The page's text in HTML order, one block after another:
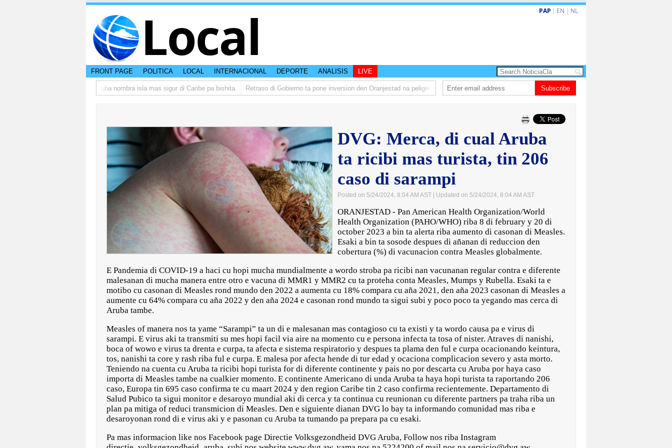
Local PAP | EN | NL
FRONT PAGE POLITICA LOCAL INTERNACIONAL DEPORTE ANALISIS LIVE
CISI: Aruba nombra isla mas sigur di Caribe pa bishita Retraso di Gobierno ta pone inversion den Oranjestad na peliger Abelardo de la Espriella a huramenta como presidente di Colombia
Subscribe
DVG: Merca, di cual Aruba
ta ricibi mas turista, tin 206
caso di sarampi
Posted on 5/24/2024, 8:04 AM AST | Updated on 5/24/2024, 8:04 AM AST
ORANJESTAD - Pan American Health Organization/World
Health Organization (PAHO/WHO) riba 8 di february y 20 di
october 2023 a bin ta alerta riba aumento di casonan di Measles.
Esaki a bin ta sosode despues di añanan di reduccion den
cobertura (%) di vacunacion contra Measles globalmente.
E Pandemia di COVID-19 a haci cu hopi mucha mundialmente a wordo stroba pa ricibi nan vacunanan regular contra e diferente
malesanan di mucha manera entre otro e vacuna di MMR1 y MMR2 cu ta proteha conta Measles, Mumps y Rubella. Esaki ta e
motibo cu casonan di Measles rond mundo den 2022 a aumenta cu 18% compara cu aña 2021, den aña 2023 casonan di Measles a
aumente cu 64% compara cu aña 2022 y den aña 2024 e casonan rond mundo ta sigui subi y poco poco ta yegando mas cerca di
Aruba tambe.
Measles of manera nos ta yame “Sarampi” ta un di e malesanan mas contagioso cu ta existi y ta wordo causa pa e virus di
sarampi. E virus aki ta transmiti su mes hopi facil via aire na momento cu e persona infecta ta tosa of nister. Atraves di nanishi,
boca of wowo e virus ta drenta e curpa, ta afecta e sistema respiratorio y despues ta plama den ful e curpa ocacionando keintura,
tos, nanishi ta core y rash riba ful e curpa. E malesa por afecta hende di tur edad y ocaciona complicacion severo y asta morto.
Teniendo na cuenta cu Aruba ta ricibi hopi turista for di diferente continente y pais no por descarta cu Aruba por haya caso
importa di Measles tambe na cualkier momento. E continente Americano di unda Aruba ta haya hopi turista ta raportando 206
caso, Europa tin 695 caso confirma te cu maart 2024 y den region Caribe tin 2 caso confirma recientemente. Departamento di
Salud Pubico ta sigui monitor e desaroyo mundial aki di cerca y ta continua cu reunionan cu diferente partners pa traha riba un
plan pa mitiga of reduci transmicion di Measles. Den e siguiente dianan DVG lo bay ta informando comunidad mas riba e
desaroyonan rond di e virus aki y e pasonan cu Aruba ta tumando pa prepara pa cu esaki.
Pa mas informacion like nos Facebook page Directie Volksgezondheid DVG Aruba, Follow nos riba Instagram